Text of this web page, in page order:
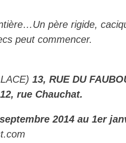
père rigide,
peut commencer.
13, RUE DU
rue Chauchat.
2014 au 1er